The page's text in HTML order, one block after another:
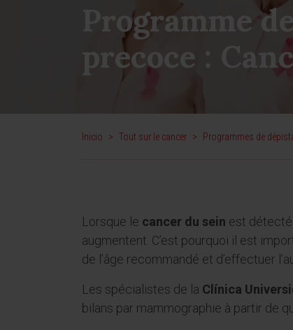
Programme
precoce :
Inicio > Tout sur le cancer > Programmes de
Lorsque le cancer du sein est détecté
augmentent. C’est pourquoi il est
de l’âge recommandé et d’effectuer
Les spécialistes de la Clínica
bilans par mammographie à partir de